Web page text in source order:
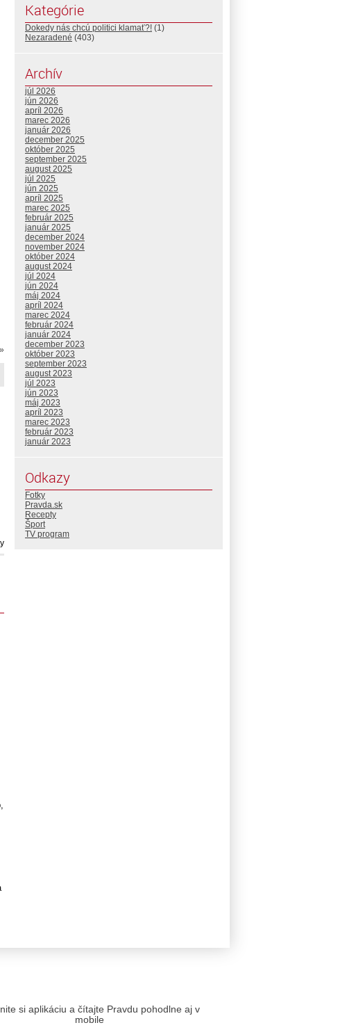
»
Kategórie
Dokedy nás chcú politici klamať?! (1)
Nezaradené (403)
Archív
júl 2026
jún 2026
apríl 2026
marec 2026
január 2026
december 2025
október 2025
september 2025
august 2025
júl 2025
jún 2025
apríl 2025
marec 2025
február 2025
január 2025
december 2024
november 2024
október 2024
august 2024
júl 2024
jún 2024
máj 2024
apríl 2024
marec 2024
február 2024
január 2024
december 2023
október 2023
september 2023
august 2023
júl 2023
jún 2023
máj 2023
apríl 2023
marec 2023
február 2023
január 2023
Odkazy
Fotky
Pravda.sk
Recepty
Šport
TV program
si aplikáciu a čítajte Pravdu pohodlne aj v
mobile